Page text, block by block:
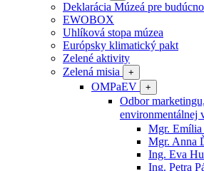
Deklarácia Múzeá pre
EWOBOX
Uhlíková stopa múzea
Európsky klimatický pakt
Zelené aktivity
Zelená misia
+
OMPaEV +
Odbor
environmentálnej
Mgr. Emília
Mgr. Anna
Ing. Eva
Ing. Petra